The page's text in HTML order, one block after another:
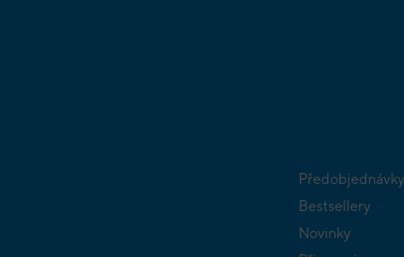
Předobjednávky
Bestsellery
Novinky